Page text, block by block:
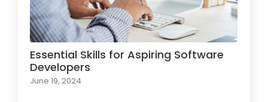
Essential Skills for Aspiring Software
Developers
June 19, 2024